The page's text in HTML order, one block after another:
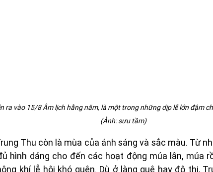
ra vào 15/8 Âm lịch hằng năm, là một trong những dịp lễ lớn đậm
(Ảnh: sưu tầm)
Thu còn là mùa của ánh sáng và sắc màu. Từ
hình dáng cho đến các hoạt động múa lân, múa
khí lễ hội khó quên. Dù ở làng quê hay đô thị,